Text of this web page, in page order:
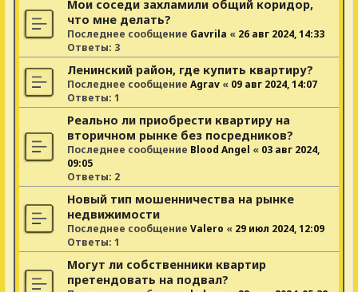
Мои соседи захламили общий коридор,
что мне делать?
Последнее сообщение Gavrila « 26 авг 2024, 14:33
Ответы: 3
Ленинский район, где купить квартиру?
Последнее сообщение Agrav « 09 авг 2024, 14:07
Ответы: 1
Реально ли приобрести квартиру на
вторичном рынке без посредников?
Последнее сообщение Blood Angel « 03 авг 2024,
09:05
Ответы: 2
Новый тип мошенничества на рынке
недвижимости
Последнее сообщение Valero « 29 июл 2024, 12:09
Ответы: 1
Могут ли собственники квартир
претендовать на подвал?